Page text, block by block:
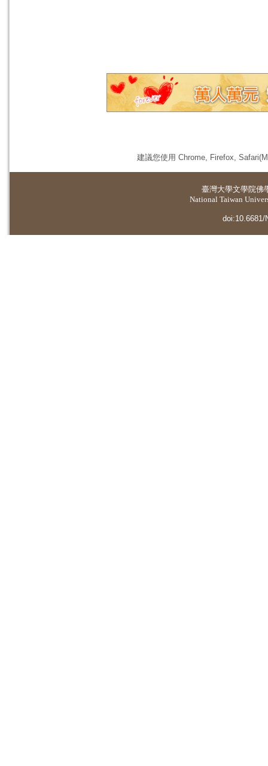
建議您使用 Chrome, Firefox,
臺灣大學文學院佛
National Taiwan
doi:10.6681/